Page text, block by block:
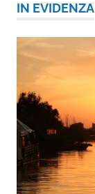
IN EVIDENZA